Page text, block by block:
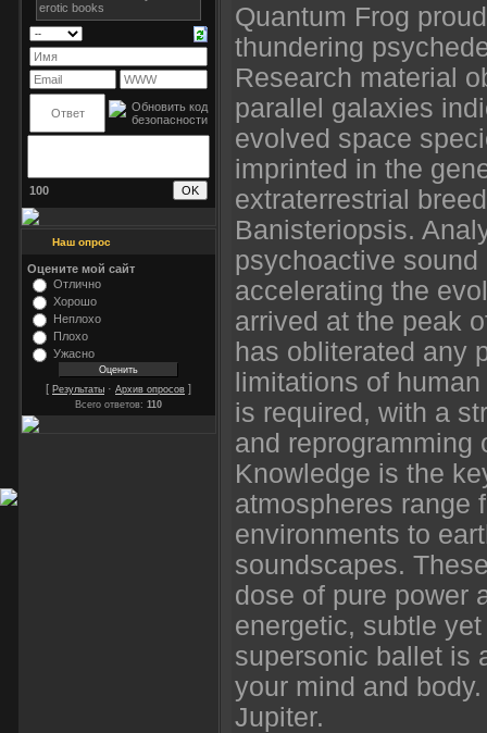
100
Наш опрос
Оцените мой сайт
Отлично
Хорошо
Неплохо
Плохо
Ужасно
[ Результаты · Архив опросов ]
Всего ответов: 110
Quantum Frog
thundering
Research material
parallel galaxies
evolved space
imprinted in the
extraterrestrial
Banisteriopsis.
psychoactive
accelerating the
arrived at the peak
has obliterated any
limitations of
is required, with a
and reprogramming
Knowledge is the
atmospheres range
environments to
soundscapes.
dose of pure power
energetic, subtle
supersonic ballet is
your mind and
Jupiter.